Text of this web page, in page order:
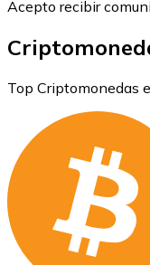
Acepto recibir
Top Criptomonedas